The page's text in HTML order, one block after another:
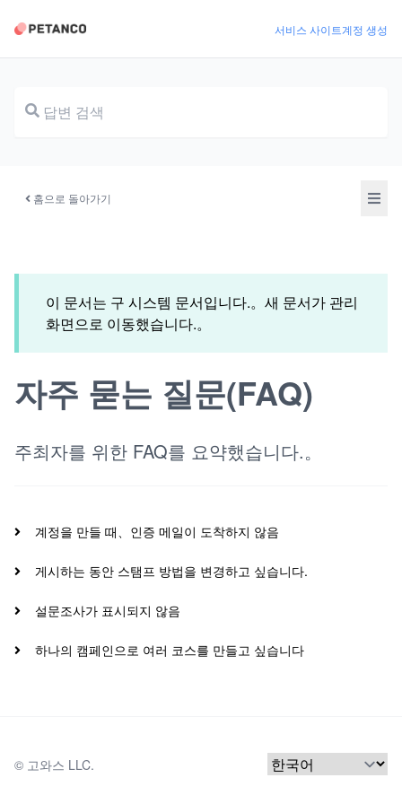
문서 서비스 사이트계정 생성
홈으로 돌아가기
이 문서는 구 시스템 문서입니다.。새 문서가 관리
화면으로 이동했습니다.。
자주 묻는 질문(FAQ)
주최자를 위한 FAQ를 요약했습니다.。
계정을 만들 때、인증 메일이 도착하지 않음
게시하는 동안 스탬프 방법을 변경하고 싶습니다.
설문조사가 표시되지 않음
하나의 캠페인으로 여러 코스를 만들고 싶습니다
© 고와스 LLC.